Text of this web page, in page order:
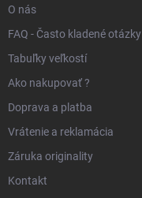
O nás
FAQ - Často kladené otázky
Tabuľky veľkostí
Ako nakupovať ?
Doprava a platba
Vrátenie a reklamácia
Záruka originality
Kontakt